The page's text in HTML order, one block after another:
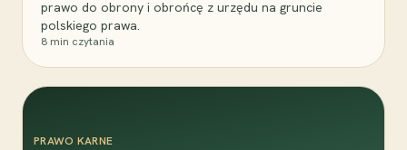
prawo do obrony i obrońcę z urzędu na gruncie
polskiego prawa.
8 min czytania
PRAWO KARNE